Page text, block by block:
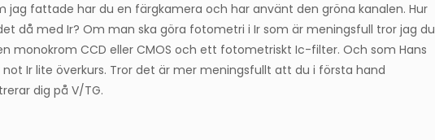
jag fattade har du en färgkamera och har använt den gröna kanalen. Hur
då med Ir? Om man ska göra fotometri i Ir som är meningsfull tror jag du
monokrom CCD eller CMOS och ett fotometriskt Ic-filter. Och som Hans
not Ir lite överkurs. Tror det är mer meningsfullt att du i första hand
dig på V/TG.